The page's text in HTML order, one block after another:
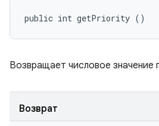
public int getPriority ()
Возвращает числовое значение
Возврат